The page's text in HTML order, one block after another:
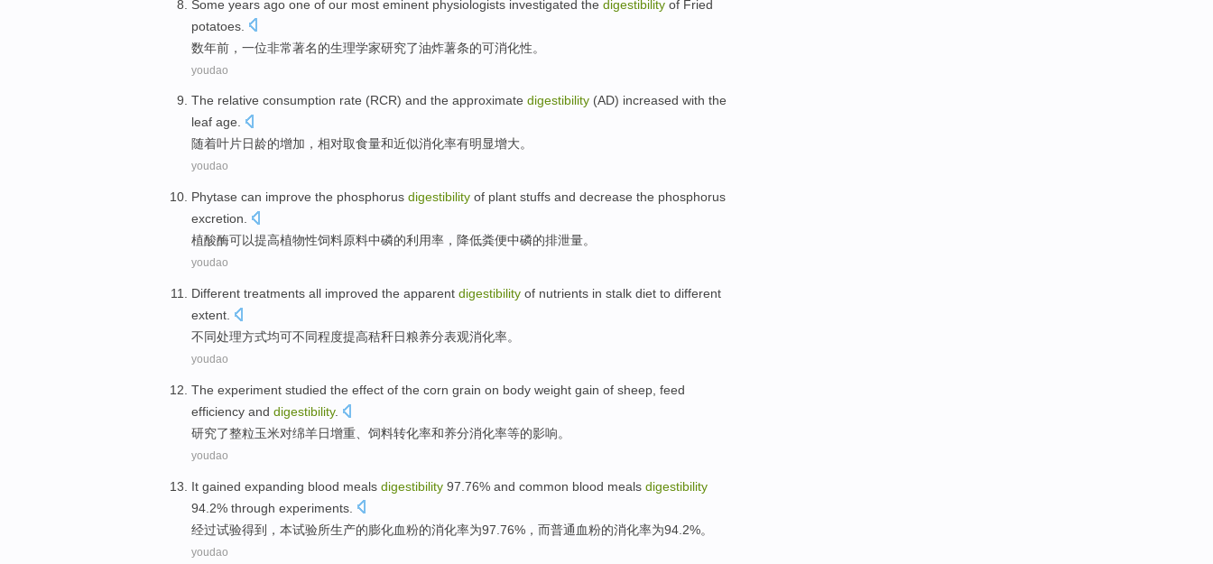
Some years ago one of our most eminent physiologists investigated the digestibility of Fried
potatoes
数年前， 一位非常著名的生理学家研究了油炸薯条的可消化性。
youdao
The relative consumption rate (RCR) and the approximate digestibility (AD) increased with the
leaf age.
随着叶片日龄的增加 ， 相对取食量和近似消化率有明显增大。
youdao
Phytase can improve the phosphorus digestibility of plant stuffs and decrease the phosphorus
excretion
植酸酶可以提高植物性饲料原料中磷的利用率， 降低粪便中磷的排泄量。
youdao
Different treatments all improved the apparent digestibility of nutrients in stalk diet to different
extent
不同处理方式均可不同程度提高秸秆日粮养分表观消化率。
youdao
The experiment studied the effect of the corn grain on body weight gain of sheep, feed
efficiency and digestibility.
研究了整粒玉米对绵羊日增重 饲料转化率和养分消化率等的影响。
youdao
It gained expanding blood meals digestibility 97.76% and common blood meals digestibility
94.2% through experiments
经过试验得到 ，本试验所生产的膨化血粉的消化率为97.76%， 而普通 血粉的消化率为94.2%。
youdao